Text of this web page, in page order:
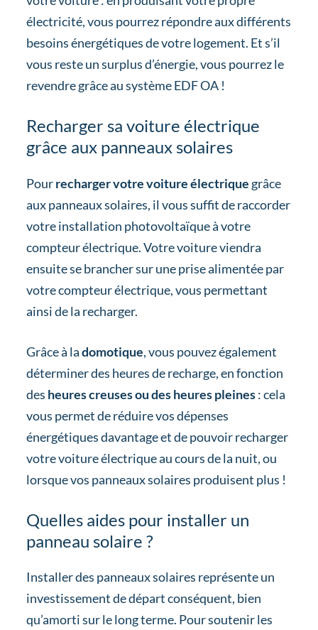
électricité, vous pourrez répondre aux différents
besoins énergétiques de votre logement. Et s’il
vous reste un surplus d’énergie, vous pourrez le
revendre grâce au système EDF OA !
Recharger sa voiture électrique
grâce aux panneaux solaires
Pourrecharger votre voiture électrique grâce
aux panneaux solaires, il vous suffit de raccorder
votre installation photovoltaïque à votre
compteur électrique. Votre voiture viendra
ensuite se brancher sur une prise alimentée par
votre compteur électrique, vous permettant
ainsi de la recharger.
Grâce à ladomotique, vous pouvez également
déterminer des heures de recharge, en fonction
des heures creuses ou des heures pleines: cela
vous permet de réduire vos dépenses
énergétiques davantage et de pouvoir recharger
votre voiture électrique au cours de la nuit, ou
lorsque vos panneaux solaires produisent plus !
Quelles aides pour installer un
panneau solaire ?
Installer des panneaux solaires représente un
investissement de départ conséquent, bien
qu’amorti sur le long terme. Pour soutenir les